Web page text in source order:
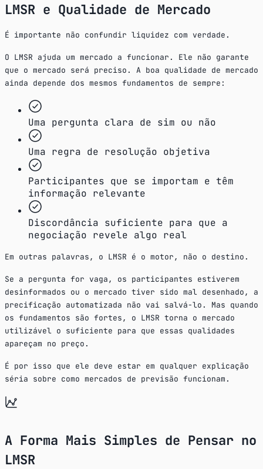
LMSR e Qualidade de Mercado
É importante não confundir liquidez com verdade.
O LMSR ajuda um mercado a funcionar. Ele não garante
que o mercado será preciso. A boa qualidade de mercado
ainda depende dos mesmos fundamentos de sempre:
Uma pergunta clara de sim ou não
Uma regra de resolução objetiva
Participantes que se importam e têm
informação relevante
Discordância suficiente para que a
negociação revele algo real
Em outras palavras, o LMSR é o motor, não o destino.
Se a pergunta for vaga, os participantes estiverem
desinformados ou o mercado tiver sido mal desenhado, a
precificação automatizada não vai salvá-lo. Mas quando
os fundamentos são fortes, o LMSR torna o mercado
utilizável o suficiente para que essas qualidades
apareçam no preço.
É por isso que ele deve estar em qualquer explicação
séria sobre como mercados de previsão funcionam.
A Forma Mais Simples de Pensar no
LMSR